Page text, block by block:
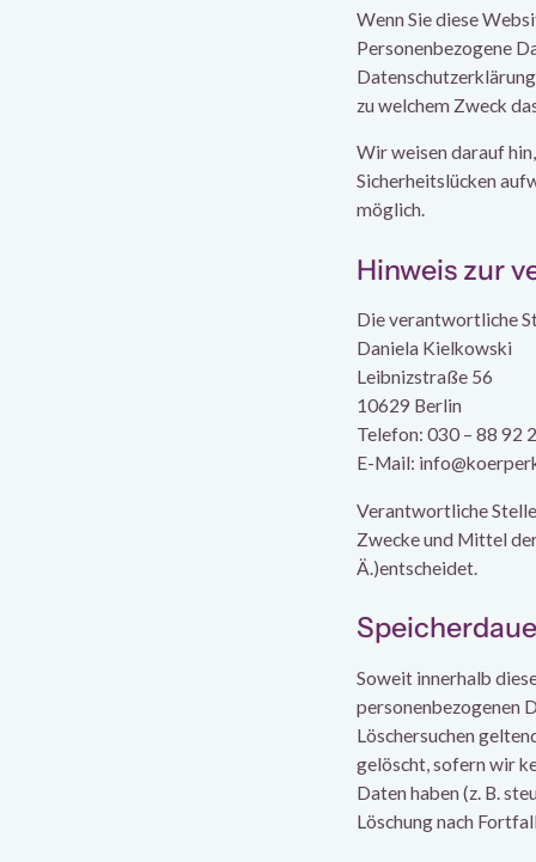
Wenn Sie diese
Personenbezogene
zu welchem Zweck
Wir weisen darauf
Sicherheitslücken
möglich.
Hinweis zur
Die verantwortliche
Daniela Kielkowski
Leibnizstraße 56
10629 Berlin
Telefon: 030 – 88 92
E-Mail:
Verantwortliche
Zwecke und Mittel
Ä.)entscheidet.
Soweit innerhalb
personenbezogenen
Löschersuchen
gelöscht, sofern wir
Daten haben (z. B.
Löschung nach